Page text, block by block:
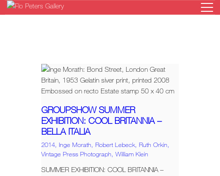
HOME
GALERIE
AUSSTELLUNGEN
NEWS
ONLINESHOP
KONTAKT
GROUPSHOW SUMMER
EXHIBITION: COOL BRITANNIA –
BELLA ITALIA
2014, Inge Morath, Robert Lebeck, Ruth Orkin,
Vintage Press Photograph, William Klein
SUMMER EXHIBITION: COOL BRITANNIA –